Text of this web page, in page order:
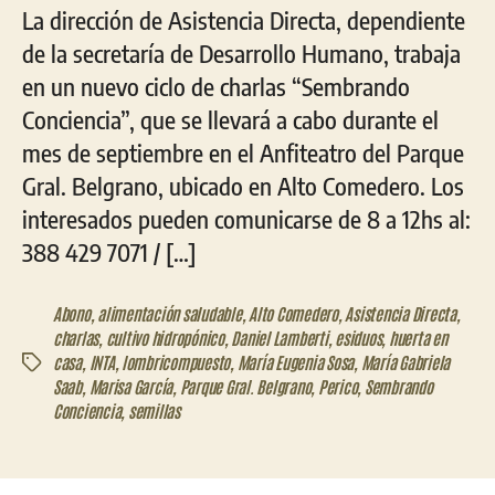
La dirección de Asistencia Directa, dependiente
de la secretaría de Desarrollo Humano, trabaja
en un nuevo ciclo de charlas “Sembrando
Conciencia”, que se llevará a cabo durante el
mes de septiembre en el Anfiteatro del Parque
Gral. Belgrano, ubicado en Alto Comedero. Los
interesados pueden comunicarse de 8 a 12hs al:
388 429 7071 / […]
Etiquetas
Abono, alimentación saludable, Alto Comedero, Asistencia Directa,
charlas, cultivo hidropónico, Daniel Lamberti, esiduos, huerta en
casa, INTA, lombricompuesto, María Eugenia Sosa, María Gabriela
Saab, Marisa García, Parque Gral. Belgrano, Perico, Sembrando
Conciencia, semillas